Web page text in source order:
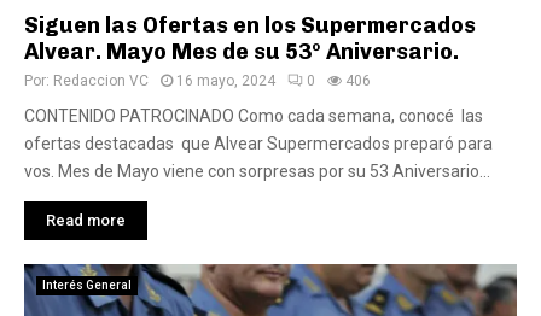
Siguen las Ofertas en los Supermercados
Alvear. Mayo Mes de su 53º Aniversario.
Por: Redaccion VC 16 mayo, 2024 0 406
CONTENIDO PATROCINADO Como cada semana, conocé las
ofertas destacadas que Alvear Supermercados preparó para
vos. Mes de Mayo viene con sorpresas por su 53 Aniversario...
Read more
Interés General